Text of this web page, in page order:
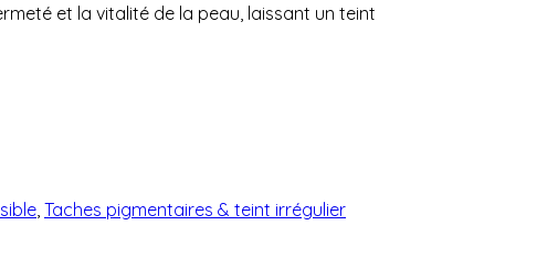
et la vitalité de la peau, laissant un teint
Taches pigmentaires & teint irrégulier